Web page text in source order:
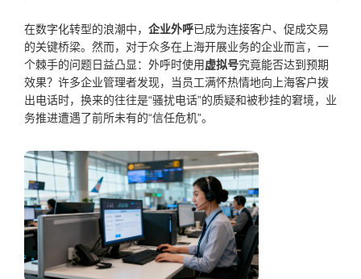
在数字化转型的浪潮中， 企业外呼已成为连接客户、促成交易
的关键桥梁。然而，对于众多在上海开展业务的企业而言，一
个棘手的问题日益凸显：外呼时使用虚拟号究竟能否达到预期
效果？许多企业管理者发现，当员工满怀热情地向上海客户拨
出电话时，换来的往往是“骚扰电话”的质疑和被秒挂的窘境，业
务推进遭遇了前所未有的“信任危机”。